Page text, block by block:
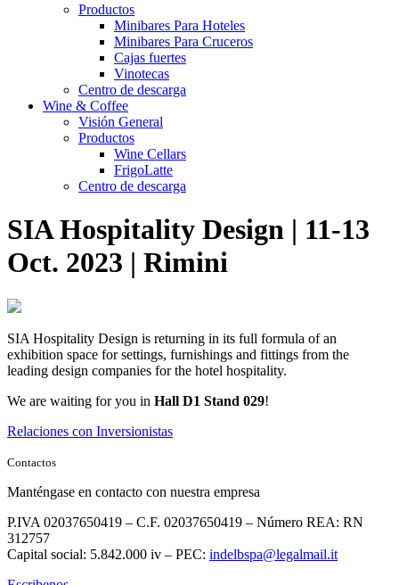
Productos
Minibares Para Hoteles
Minibares Para Cruceros
Cajas fuertes
Vinotecas
Centro de descarga
Wine & Coffee
Visión General
Productos
Wine Cellars
FrigoLatte
Centro de descarga
SIA Hospitality Design | 11-13
Oct. 2023 | Rimini
SIA Hospitality Design is returning in its full formula of an
exhibition space for settings, furnishings and fittings from the
leading design companies for the hotel hospitality.
We are waiting for you in Hall D1 Stand 029!
Relaciones con Inversionistas
Contactos
Manténgase en contacto con nuestra empresa
P.IVA 02037650419 – C.F. 02037650419 – Número REA: RN
312757
Capital social: 5.842.000 iv – PEC: indelbspa@legalmail.it